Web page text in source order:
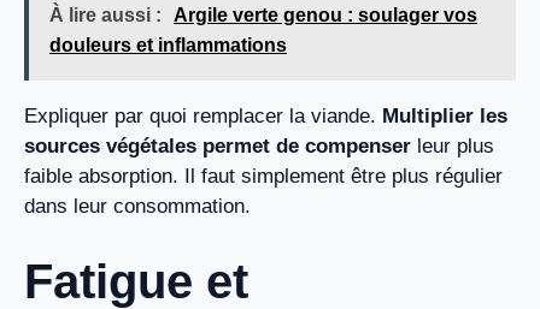
À lire aussi :
Argile verte genou : soulager vos
douleurs et inflammations
Expliquer par quoi remplacer la viande. Multiplier les
sources végétales permet de compenser leur plus
faible absorption. Il faut simplement être plus régulier
dans leur consommation.
Fatigue et